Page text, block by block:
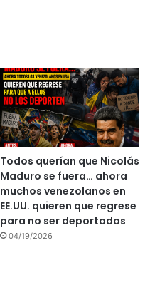
Todos querían que Nicolás
Maduro se fuera… ahora
muchos venezolanos en
EE.UU. quieren que regrese
para no ser deportados
04/19/2026